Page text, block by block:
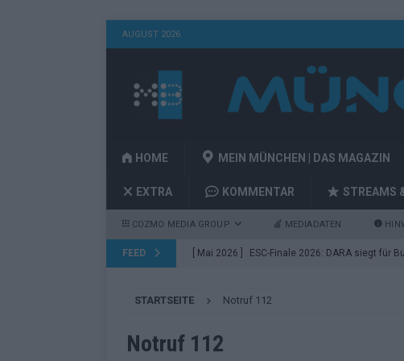
AUGUST 2026
HOME MEIN MÜNCHEN | DAS MAGAZIN
EXTRA KOMMENTAR STREAMS
COZMO MEDIA GROUP MEDIADATEN
FEED [ Mai 2026 ] ESC-Finale 2026: DARA siegt für
[ Mai 2026 ] ESC 2026 Finale: JJ mit Mozart-
Acts
STARTSEITE Notruf 112
Notruf 112